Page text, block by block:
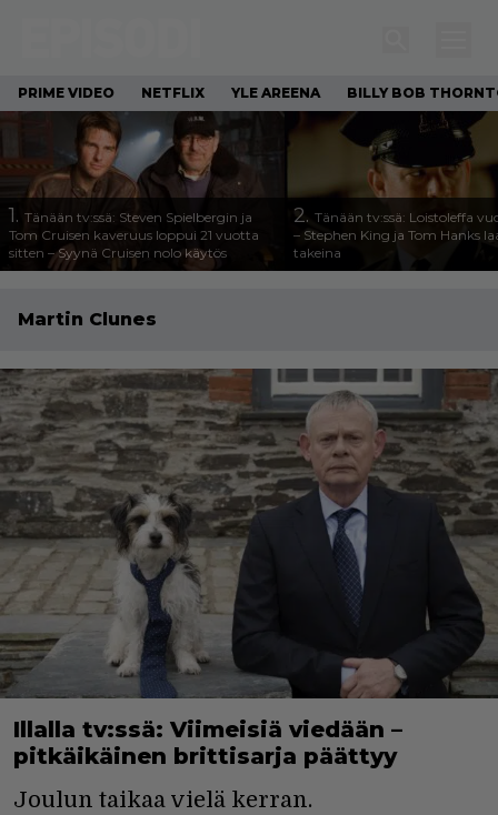
PRIME VIDEO NETFLIX YLE AREENA BILLY BOB
1. Tänään tv:ssä: Steven Spielbergin ja
Tom Cruisen kaveruus loppui 21 vuotta
sitten – Syynä Cruisen nolo käytös
2. Tänään tv:ssä: Loistoleffa
– Stephen King ja Tom Hanks
takeina
Martin Clunes
Illalla tv:ssä: Viimeisiä viedään –
pitkäikäinen brittisarja päättyy
Joulun taikaa vielä kerran.